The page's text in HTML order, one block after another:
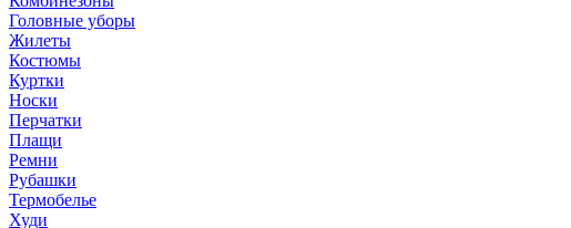
Головные уборы
Жилеты
Костюмы
Куртки
Носки
Перчатки
Плащи
Ремни
Рубашки
Термобелье
Худи